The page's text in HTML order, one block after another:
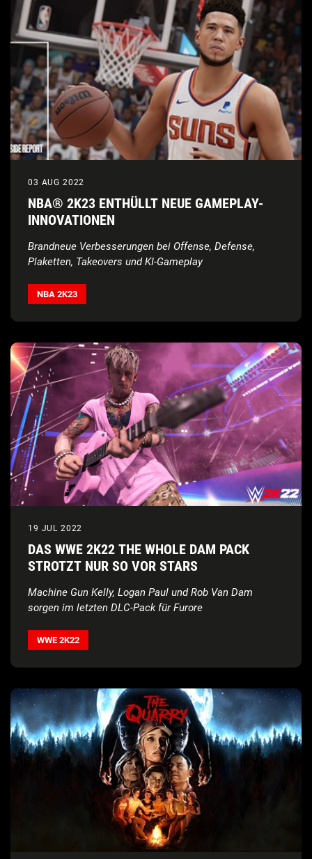
03 AUG 2022
NBA® 2K23 ENTHÜLLT NEUE GAMEPLAY-
INNOVATIONEN
Brandneue Verbesserungen bei Offense, Defense,
Plaketten, Takeovers und KI-Gameplay
NBA 2K23
19 JUL 2022
DAS WWE 2K22 THE WHOLE DAM PACK
STROTZT NUR SO VOR STARS
Machine Gun Kelly, Logan Paul und Rob Van Dam
sorgen im letzten DLC-Pack für Furore
WWE 2K22